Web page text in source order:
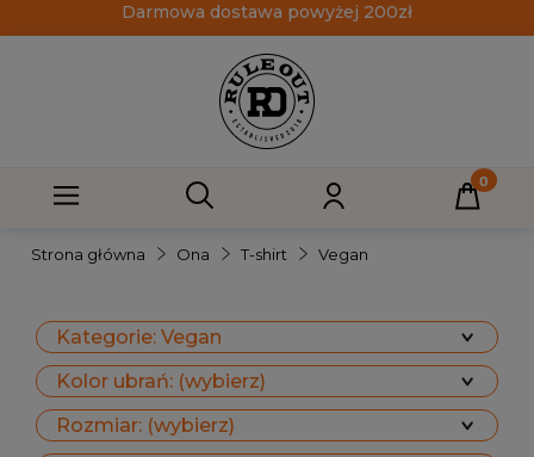
Darmowa dostawa powyżej 200zł
Strona główna Ona T-shirt Vegan
Kategorie: Vegan
Kolor ubrań: (wybierz)
Rozmiar: (wybierz)